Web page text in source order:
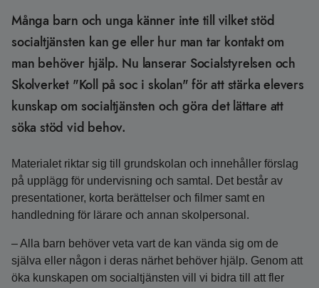
Många barn och unga känner inte till vilket stöd
socialtjänsten kan ge eller hur man tar kontakt om
man behöver hjälp. Nu lanserar Socialstyrelsen och
Skolverket "Koll på soc i skolan" för att stärka elevers
kunskap om socialtjänsten och göra det lättare att
söka stöd vid behov.
Materialet riktar sig till grundskolan och innehåller förslag
på upplägg för undervisning och samtal. Det består av
presentationer, korta berättelser och filmer samt en
handledning för lärare och annan skolpersonal.
– Alla barn behöver veta vart de kan vända sig om de
själva eller någon i deras närhet behöver hjälp. Genom att
öka kunskapen om socialtjänsten vill vi bidra till att fler